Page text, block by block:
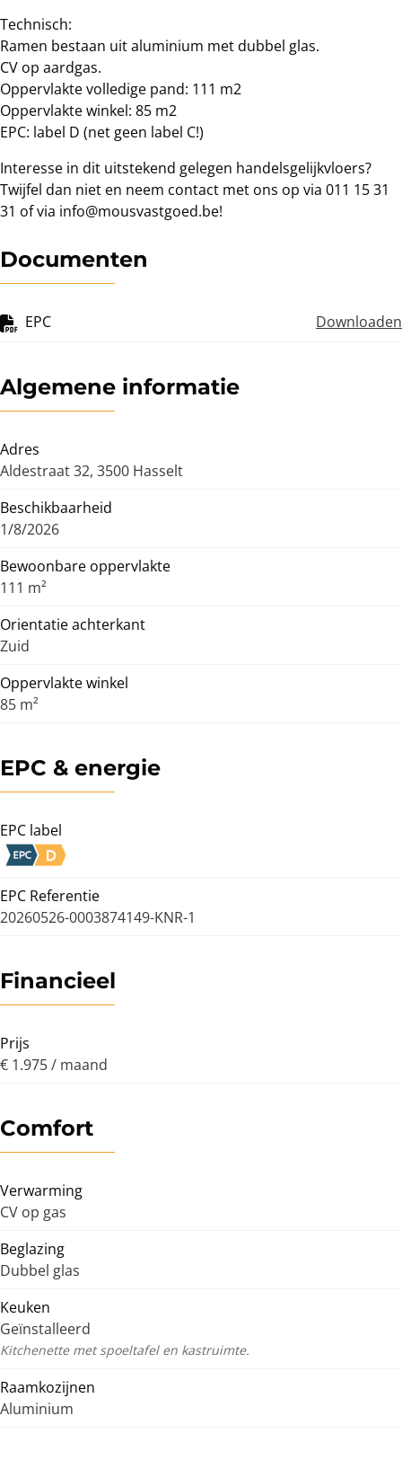
Technisch:
Ramen bestaan uit aluminium met dubbel glas.
CV op aardgas.
Oppervlakte volledige pand: 111 m2
Oppervlakte winkel: 85 m2
EPC: label D (net geen label C!)
Interesse in dit uitstekend gelegen handelsgelijkvloers?
Twijfel dan niet en neem contact met ons op via 011 15 31
31 of via info@mousvastgoed.be!
Documenten
EPC Downloaden
Algemene informatie
Adres
Aldestraat 32, 3500 Hasselt
Beschikbaarheid
1/8/2026
Bewoonbare oppervlakte
111 m²
Orientatie achterkant
Zuid
Oppervlakte winkel
85 m²
EPC & energie
EPC label
EPC Referentie
20260526-0003874149-KNR-1
Financieel
Prijs
€ 1.975 / maand
Comfort
Verwarming
CV op gas
Beglazing
Dubbel glas
Keuken
Geïnstalleerd
Kitchenette met spoeltafel en kastruimte.
Raamkozijnen
Aluminium